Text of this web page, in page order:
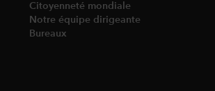
Citoyenneté mondiale
Notre équipe dirigeante​
Bureaux​